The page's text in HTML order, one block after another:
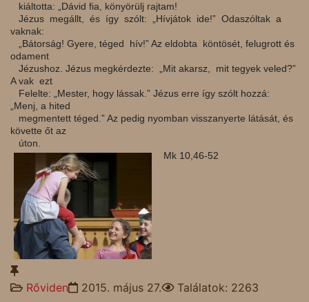
kiáltotta: „Dávid fia, könyörülj rajtam!
Jézus megállt, és így szólt: „Hívjátok ide!” Odaszóltak a
vaknak:
„Bátorság! Gyere, téged hív!” Az eldobta köntösét, felugrott és
odament
Jézushoz. Jézus megkérdezte: „Mit akarsz, mit tegyek veled?”
A vak ezt
Felelte: „Mester, hogy lássak.” Jézus erre így szólt hozzá:
„Menj, a hited
megmentett téged.” Az pedig nyomban visszanyerte látását, és
követte őt az
úton.
Mk 10,46-52
Rőviden 2015. május 27. Találatok: 2263